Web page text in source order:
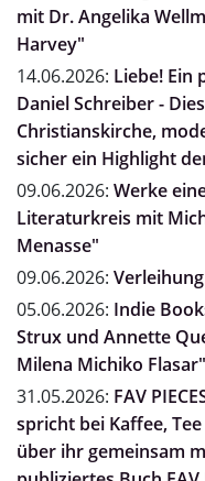
mit Dr. Angelika
Harvey"
14.06.2026: Liebe! Ein
Daniel Schreiber -
Christianskirche,
sicher ein Highlight
09.06.2026: Werke
Literaturkreis mit
Menasse"
09.06.2026:
05.06.2026: Indie
Strux und Annette
Milena Michiko Flasar"
31.05.2026: FAV
spricht bei Kaffee,
über ihr gemeinsam